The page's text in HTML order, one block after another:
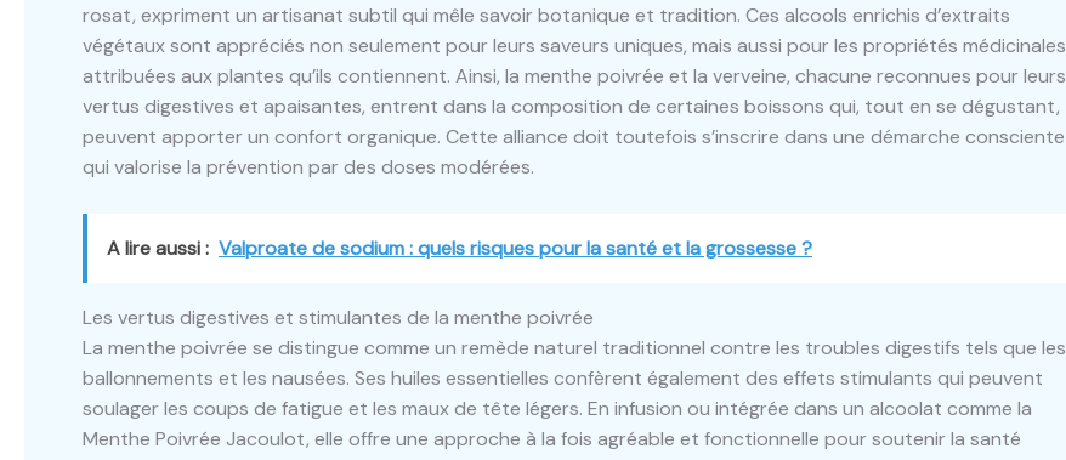
rosat, expriment un artisanat subtil qui mêle savoir botanique et tradition. Ces alcools enrichis d’extraits
végétaux sont appréciés non seulement pour leurs saveurs uniques, mais aussi pour les propriétés médicinales
attribuées aux plantes qu’ils contiennent. Ainsi, la menthe poivrée et la verveine, chacune reconnues pour leurs
vertus digestives et apaisantes, entrent dans la composition de certaines boissons qui, tout en se dégustant,
peuvent apporter un confort organique. Cette alliance doit toutefois s’inscrire dans une démarche consciente
qui valorise la prévention par des doses modérées.
A lire aussi : Valproate de sodium : quels risques pour la santé et la grossesse ?
Les vertus digestives et stimulantes de la menthe poivrée
La menthe poivrée se distingue comme un remède naturel traditionnel contre les troubles digestifs tels que les
ballonnements et les nausées. Ses huiles essentielles confèrent également des effets stimulants qui peuvent
soulager les coups de fatigue et les maux de tête légers. En infusion ou intégrée dans un alcoolat comme la
Menthe Poivrée Jacoulot, elle offre une approche à la fois agréable et fonctionnelle pour soutenir la santé